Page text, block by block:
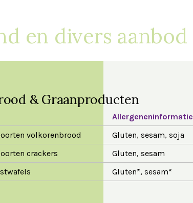
en divers aanbod
& Graanproducten
Allergeneninformatie
volkorenbrood
Gluten, sesam, soja
crackers
Gluten, sesam
Gluten*, sesam*